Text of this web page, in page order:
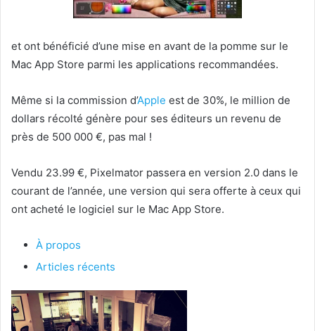
et ont bénéficié d’une mise en avant de la pomme sur le
Mac App Store parmi les applications recommandées.
Même si la commission d’Apple est de 30%, le million de
dollars récolté génère pour ses éditeurs un revenu de
près de 500 000 €, pas mal !
Vendu 23.99 €, Pixelmator passera en version 2.0 dans le
courant de l’année, une version qui sera offerte à ceux qui
ont acheté le logiciel sur le Mac App Store.
À propos
Articles récents